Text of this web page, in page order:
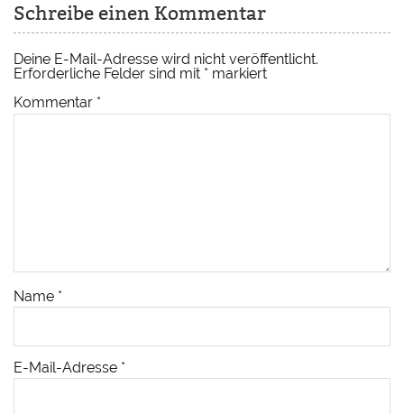
Schreibe einen Kommentar
Deine E-Mail-Adresse wird nicht veröffentlicht.
Erforderliche Felder sind mit * markiert
Kommentar *
Name *
E-Mail-Adresse *